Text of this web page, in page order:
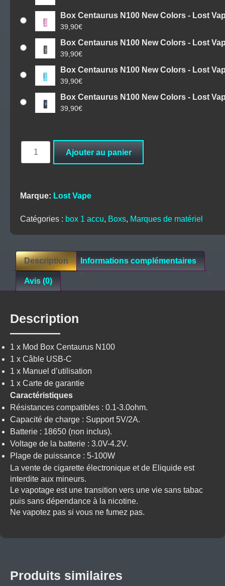
Box Centaurus N100 New Colors - Lost
39,90€
Box Centaurus N100 New Colors - Lost
39,90€
Box Centaurus N100 New Colors - Lost
39,90€
Box Centaurus N100 New Colors - Lost
39,90€
New
-
Lost
Ajouter au panier
Marque: Lost Vape
Catégories : box 1 accu, Boxs, Marques de matériel
Description Informations complémentaires
Avis (0)
Description
1 x Mod Box Centaurus N100
1 x Câble USB-C
1 x Manuel d’utilisation
1 x Carte de garantie
Caractéristiques
Résistances compatibles : 0.1-3.0ohm.
Capacité de charge : Support 5V/2A.
Batterie : 18650 (non inclus).
Voltage de la batterie : 3.0V-4.2V.
Plage de puissance : 5-100W
La vente de cigarette électronique et de Eliquide est
interdite aux mineurs.
Le vapotage est une transition vers une vie sans tabac
puis sans dépendance à la nicotine.
Ne vapotez pas si vous ne fumez pas.
Produits similaires